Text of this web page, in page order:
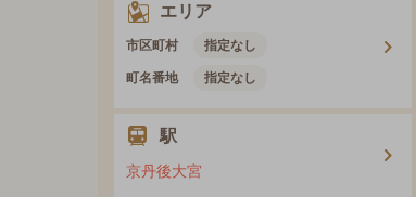
エリア
市区町村 指定なし
町名番地 指定なし
駅
京丹後大宮